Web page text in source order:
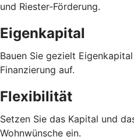
und Riester-Förderung.
Eigenkapital
Bauen Sie gezielt
Finanzierung auf.
Flexibilität
Setzen Sie das Kapital und
Wohnwünsche ein.